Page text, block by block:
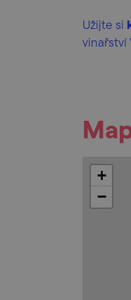
Užijte si
vinařství
+
−